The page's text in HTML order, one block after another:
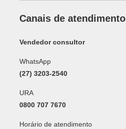
Canais de atendimento
Vendedor consultor
WhatsApp
(27) 3203-2540
URA
0800 707 7670
Horário de atendimento